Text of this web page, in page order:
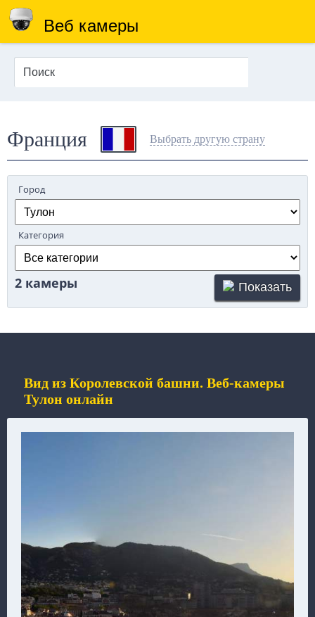
Веб камеры
Франция Выбрать другую страну
Город
Категория
2 камеры Показать
Вид из Королевской башни. Веб-камеры
Тулон онлайн